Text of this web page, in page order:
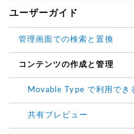
ユーザーガイド
管理画面での検索と置換
コンテンツの作成と管理
Movable Type で利用でき
共有プレビュー